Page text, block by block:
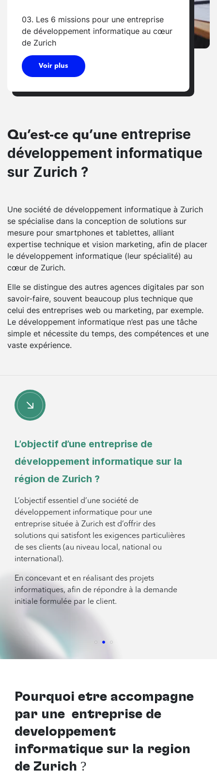
03. Les 6 missions pour une entreprise
de développement informatique au cœur
de Zurich
Voir plus
Qu’est-ce qu’une entreprise
développement informatique
sur Zurich ?
Une société de développement informatique à Zurich
se spécialise dans la conception de solutions sur
mesure pour smartphones et tablettes, alliant
expertise technique et vision marketing, afin de placer
le développement informatique (leur spécialité) au
cœur de Zurich.
Elle se distingue des autres agences digitales par son
savoir-faire, souvent beaucoup plus technique que
celui des entreprises web ou marketing, par exemple.
Le développement informatique n’est pas une tâche
simple et nécessite du temps, des compétences et une
vaste expérience.
L’objectif d’une entreprise de
développement informatique sur la
région de Zurich ?
L’objectif essentiel d’une société de
développement informatique pour une
entreprise située à Zurich est d’offrir des
solutions qui satisfont les exigences particulières
de ses clients (au niveau local, national ou
international).
En concevant et en réalisant des projets
informatiques, afin de répondre à la demande
initiale formulée par le client.
Pourquoi être accompagné
par une entreprise de
développement
informatique sur la région
de Zurich ?